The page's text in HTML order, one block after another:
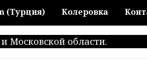
(Турция) Колеровка
Московской области.